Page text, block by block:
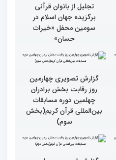
تجلیل از بانوان قرآنی
برگزیده جهان اسلام در
سومین محفل «خیرات
حسان»
گزارش تصویری چهارمین
روز رقابت بخش برادران
چهلمین دوره مسابقات
بین‌المللی قرآن کریم(بخش
سوم)